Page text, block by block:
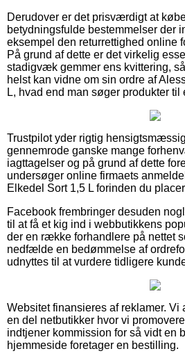
Derudover er det prisværdigt at
betydningsfulde bestemmelser der
eksempel den returrettighed online
På grund af dette er det virkelig
stadigvæk gemmer ens kvittering,
helst kan vidne om sin ordre af
L, hvad end man søger produkter til
Trustpilot yder rigtig
gennemrode ganske mange
iagttagelser og på grund af dette
undersøger online firmaets
Elkedel Sort 1,5 L forinden du
Facebook frembringer desuden
til at få et kig ind i webbutikkens
der en række forhandlere på nettet
nedfælde en bedømmelse af
udnyttes til at vurdere tidligere
Websitet finansieres af reklamer. Vi
en del netbutikker hvor vi
indtjener kommission for så vidt en
hjemmeside foretager en bestilling.